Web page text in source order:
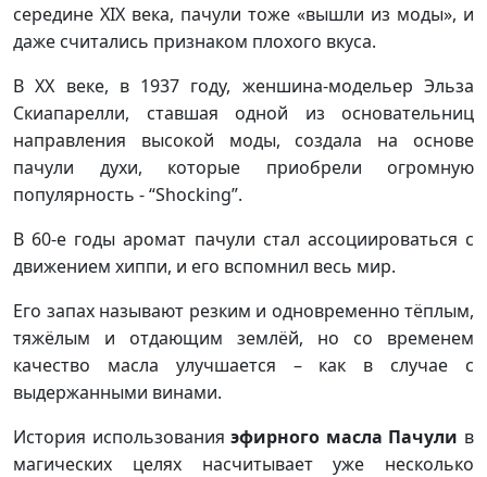
середине XIX века, пачули тоже «вышли из моды», и
даже считались признаком плохого вкуса.
В XX веке, в 1937 году, женшина-модельер Эльза
Скиапарелли, ставшая одной из основательниц
направления высокой моды, создала на основе
пачули духи, которые приобрели огромную
популярность - “Shocking”.
В 60-е годы аромат пачули стал ассоциироваться с
движением хиппи, и его вспомнил весь мир.
Его запах называют резким и одновременно тёплым,
тяжёлым и отдающим землёй, но со временем
качество масла улучшается – как в случае с
выдержанными винами.
История использованияэфирного масла Пачули в
магических целях насчитывает уже несколько